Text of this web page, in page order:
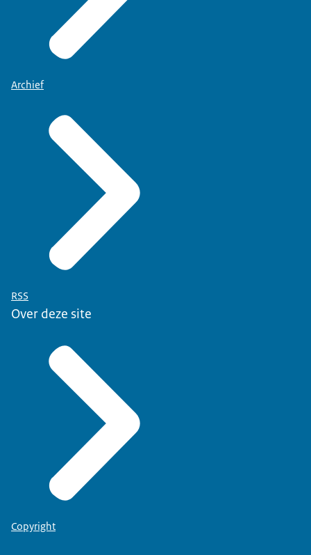
Archief
RSS
Over deze site
Copyright